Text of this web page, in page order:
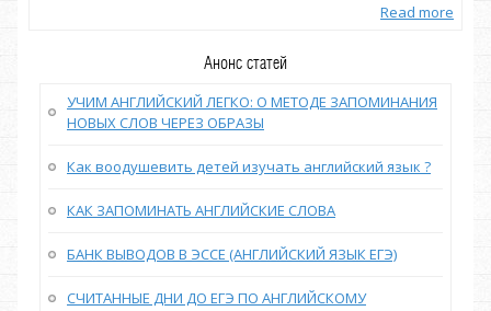
Read more
Анонс статей
УЧИМ АНГЛИЙСКИЙ ЛЕГКО: О МЕТОДЕ ЗАПОМИНАНИЯ
НОВЫХ СЛОВ ЧЕРЕЗ ОБРАЗЫ
Как воодушевить детей изучать английский язык ?
КАК ЗАПОМИНАТЬ АНГЛИЙСКИЕ СЛОВА
БАНК ВЫВОДОВ В ЭССЕ (АНГЛИЙСКИЙ ЯЗЫК ЕГЭ)
СЧИТАННЫЕ ДНИ ДО ЕГЭ ПО АНГЛИЙСКОМУ